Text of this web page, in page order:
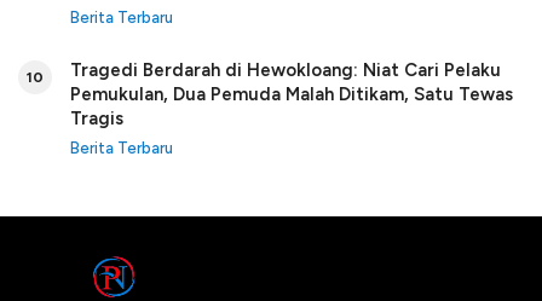
Berita Terbaru
10
Tragedi Berdarah di Hewokloang: Niat Cari Pelaku
Pemukulan, Dua Pemuda Malah Ditikam, Satu Tewas
Tragis
Berita Terbaru